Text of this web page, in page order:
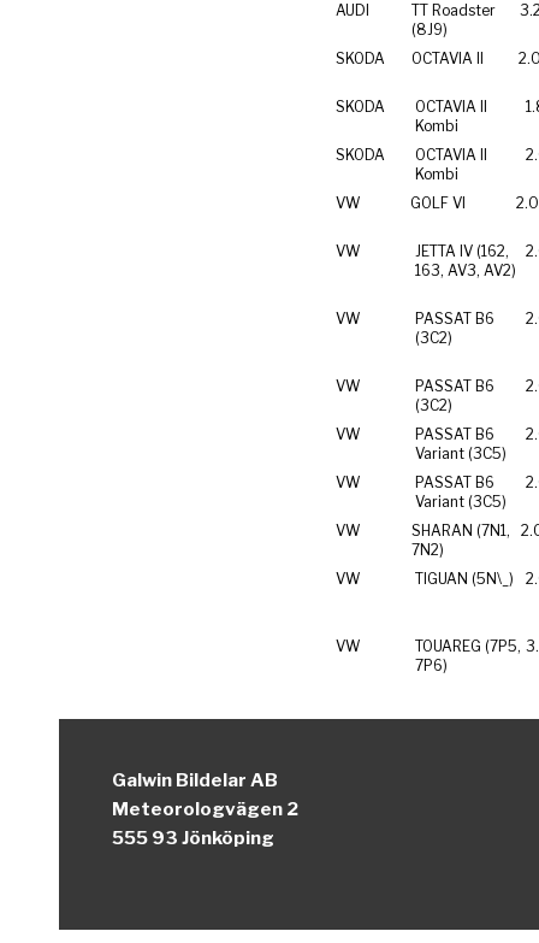
AUDI
TT Roadster
(8J9)
SKODA OCTAVIA II
SKODA
OCTAVIA II
Kombi
SKODA
OCTAVIA II
Kombi
VW GOLF VI
VW
JETTA IV (162,
163, AV3, AV2)
VW
PASSAT B6
(3C2)
VW
PASSAT B6
(3C2)
VW
PASSAT B6
Variant (3C5)
VW
PASSAT B6
Variant (3C5)
VW
SHARAN (7N1,
7N2)
VW TIGUAN (5N\_)
VW
TOUAREG (7P5,
7P6)
Galwin Bildelar AB
Meteorologvägen 2
555 93 Jönköping